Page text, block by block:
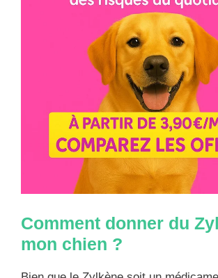
Comment donner du
mon chien ?